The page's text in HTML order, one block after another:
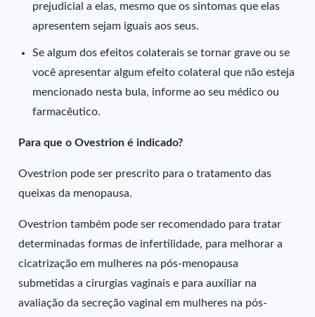
prejudicial a elas, mesmo que os sintomas que elas
apresentem sejam iguais aos seus.
Se algum dos efeitos colaterais se tornar grave ou se
você apresentar algum efeito colateral que não esteja
mencionado nesta bula, informe ao seu médico ou
farmacêutico.
Para que o Ovestrion é indicado?
Ovestrion pode ser prescrito para o tratamento das
queixas da menopausa.
Ovestrion também pode ser recomendado para tratar
determinadas formas de infertilidade, para melhorar a
cicatrização em mulheres na pós-menopausa
submetidas a cirurgias vaginais e para auxiliar na
avaliação da secreção vaginal em mulheres na pós-